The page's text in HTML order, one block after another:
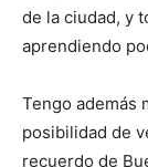
de la ciudad, y
aprendiendo
Tengo además
posibilidad de
recuerdo de